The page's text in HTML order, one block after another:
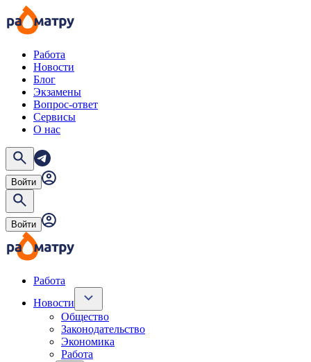
Работа
Новости
Блог
Экзамены
Вопрос-ответ
Сервисы
О нас
Войти
Войти
Работа
Новости
Общество
Законодательство
Экономика
Работа